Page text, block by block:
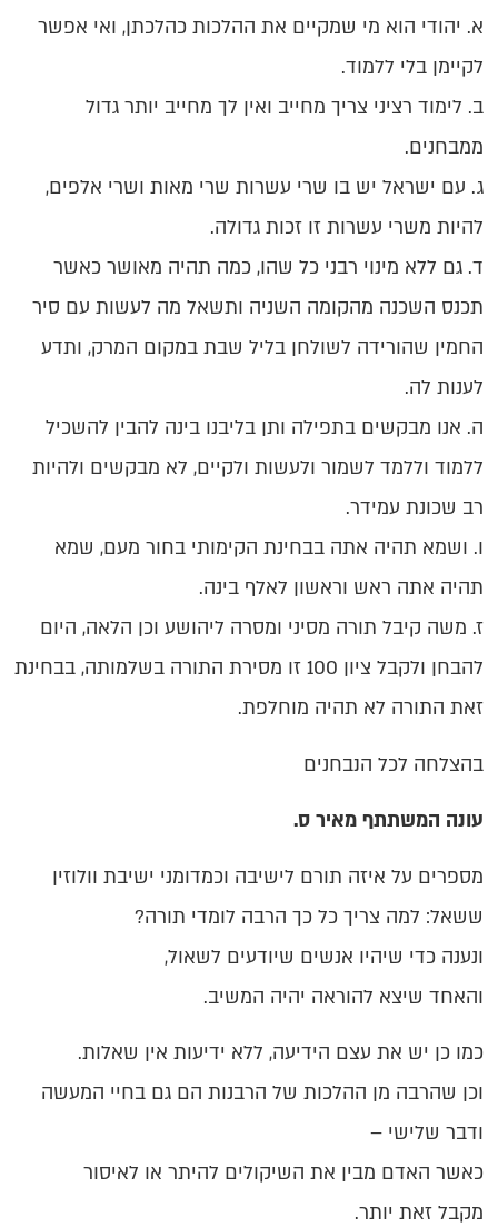
א. יהודי הוא מי שמקיים את ההלכות כהלכתן, ואי אפשר
לקיימן בלי ללמוד.
ב. לימוד רציני צריך מחייב ואין לך מחייב יותר גדול
ממבחנים.
ג. עם ישראל יש בו שרי עשרות שרי מאות ושרי אלפים,
להיות משרי עשרות זו זכות גדולה.
ד. גם ללא מינוי רבני כל שהו, כמה תהיה מאושר כאשר
תכנס השכנה מהקומה השניה ותשאל מה לעשות עם סיר
החמין שהורידה לשולחן בליל שבת במקום המרק, ותדע
לענות לה.
ה. אנו מבקשים בתפילה ותן בליבנו בינה להבין להשכיל
ללמוד וללמד לשמור ולעשות ולקיים, לא מבקשים ולהיות
רב שכונת עמידר.
ו. ושמא תהיה אתה בבחינת הקימותי בחור מעם, שמא
תהיה אתה ראש וראשון לאלף בינה.
ז. משה קיבל תורה מסיני ומסרה ליהושע וכן הלאה, היום
להבחן ולקבל ציון 100 זו מסירת התורה בשלמותה, בבחינת
זאת התורה לא תהיה מוחלפת.
בהצלחה לכל הנבחנים
עונה המשתתף מאיר ס.
מספרים על איזה תורם לישיבה וכמדומני ישיבת וולוזין
ששאל: למה צריך כל כך הרבה לומדי תורה?
ונענה כדי שיהיו אנשים שיודעים לשאול,
והאחד שיצא להוראה יהיה המשיב.
כמו כן יש את עצם הידיעה, ללא ידיעות אין שאלות.
וכן שהרבה מן ההלכות של הרבנות הם גם בחיי המעשה
ודבר שלישי –
כאשר האדם מבין את השיקולים להיתר או לאיסור
מקבל זאת יותר.